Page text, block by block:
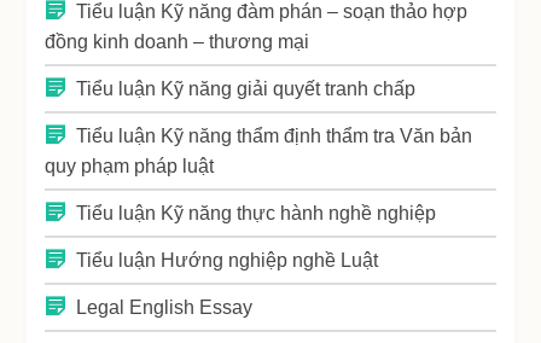
Tiểu luận Kỹ năng đàm phán – soạn thảo hợp
đồng kinh doanh – thương mại
Tiểu luận Kỹ năng giải quyết tranh chấp
Tiểu luận Kỹ năng thẩm định thẩm tra Văn bản
quy phạm pháp luật
Tiểu luận Kỹ năng thực hành nghề nghiệp
Tiểu luận Hướng nghiệp nghề Luật
Legal English Essay